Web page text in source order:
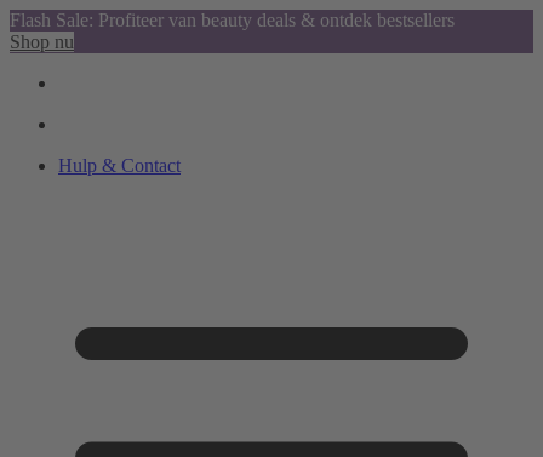
Flash Sale: Profiteer van beauty deals & ontdek bestsellers
Shop nu
Hulp & Contact